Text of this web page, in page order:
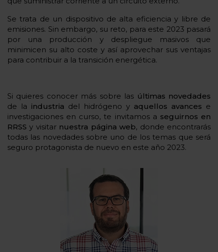
Se trata de un dispositivo de alta eficiencia y libre de
emisiones. Sin embargo, su reto, para este 2023 pasará
por una producción y despliegue masivos que
minimicen su alto coste y así aprovechar sus ventajas
para contribuir a la transición energética.
Si quieres conocer más sobre las últimas novedades
de la industria del hidrógeno y aquellos avances e
investigaciones en curso, te invitamos a seguirnos en
RRSS y visitar nuestra página web, donde encontrarás
todas las novedades sobre uno de los temas que será
seguro protagonista de nuevo en este año 2023.